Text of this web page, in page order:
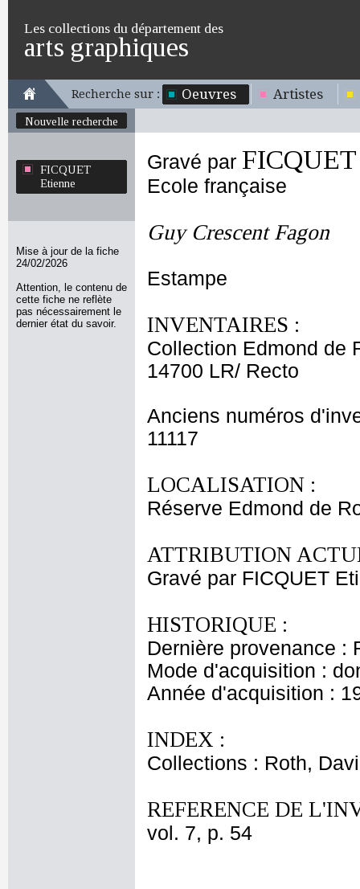
Les collections du département des
arts graphiques
Recherche sur : Oeuvres Artistes
Nouvelle recherche
FICQUET
Etienne
Mise à jour de la fiche
24/02/2026
Attention, le contenu de
cette fiche ne reflète
pas nécessairement le
dernier état du savoir.
Gravé par
Ecole française
Guy Crescent Fagon
Estampe
INVENTAIRES :
Collection Edmond de
14700 LR/ Recto
Anciens numéros
11117
LOCALISATION :
Réserve Edmond de
ATTRIBUTION
Gravé par FICQUET
HISTORIQUE :
Dernière provenance :
Mode d'acquisition :
Année d'acquisition :
INDEX :
Collections : Roth,
REFERENCE DE
vol. 7, p. 54